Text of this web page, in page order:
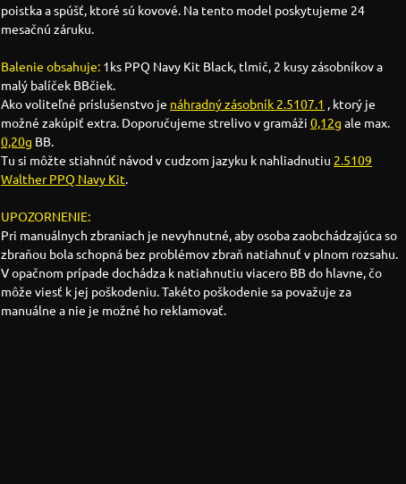
poistka a spúšť, ktoré sú kovové. Na tento model poskytujeme 24
mesačnú záruku.
Balenie obsahuje: 1ks PPQ Navy Kit Black, tlmič, 2 kusy zásobníkov a
malý balíček BBčiek.
Ako voliteľné príslušenstvo je náhradný zásobník 2.5107.1 , ktorý je
možné zakúpiť extra. Doporučujeme strelivo v gramáži 0,12g ale max.
0,20g BB.
Tu si môžte stiahnúť návod v cudzom jazyku k nahliadnutiu 2.5109
Walther PPQ Navy Kit.
UPOZORNENIE:
Pri manuálnych zbraniach je nevyhnutné, aby osoba zaobchádzajúca so
zbraňou bola schopná bez problémov zbraň natiahnuť v plnom rozsahu.
V opačnom prípade dochádza k natiahnutiu viacero BB do hlavne, čo
môže viesť k jej poškodeniu. Takéto poškodenie sa považuje za
manuálne a nie je možné ho reklamovať.